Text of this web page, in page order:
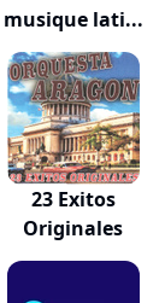
musique lati...
23 Exitos
Originales